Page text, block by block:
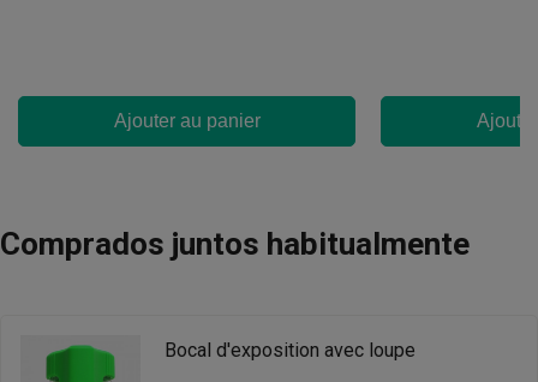
Ajouter au panier
Comprados juntos habitualmente
Bocal d'exposition avec loupe